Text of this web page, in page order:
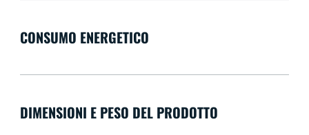
CONSUMO ENERGETICO
DIMENSIONI E PESO DEL PRODOTTO